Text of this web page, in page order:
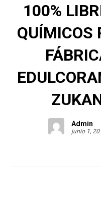
100%
QUÍMICOS
Admin
junio 1,